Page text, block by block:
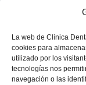
La web de Clinica
cookies para
utilizado por los
tecnologías nos
navegación o las
Prótesis dentales
Radiología